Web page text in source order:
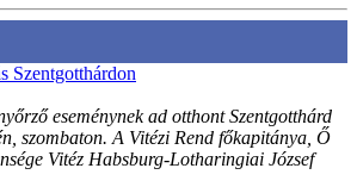
Szentgotthárdon
eseménynek ad otthont Szentgotthárd
szombaton. A Vitézi Rend főkapitánya, Ő
Vitéz Habsburg-Lotharingiai József